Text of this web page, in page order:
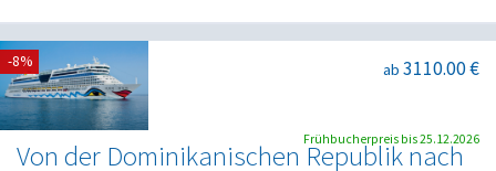
Von der Dominikanischen Republik nach
ab 3110.00 €
-8%
Frühbucherpreis bis 25.12.2026